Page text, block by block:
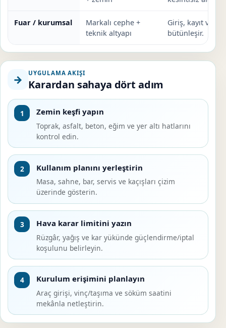
Fuar / kurumsal
Markalı cephe +
teknik altyapı
Giriş, kayıt ve
bütünleşir.
→ UYGULAMA AKIŞI
Karardan sahaya dört adım
1 Zemin keşfi yapın
Toprak, asfalt, beton, eğim ve yer altı hatlarını
kontrol edin.
2 Kullanım planını yerleştirin
Masa, sahne, bar, servis ve kaçışları çizim
üzerinde gösterin.
3 Hava karar limitini yazın
Rüzgâr, yağış ve kar yükünde güçlendirme/iptal
koşulunu belirleyin.
4 Kurulum erişimini planlayın
Araç girişi, vinç/taşıma ve söküm saatini
mekânla netleştirin.